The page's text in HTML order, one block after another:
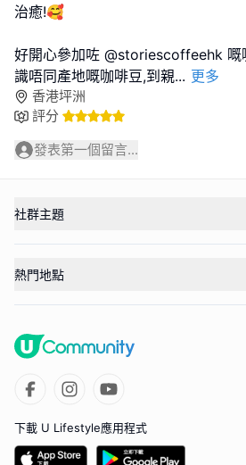
治癒!🥰
好開心參加咗 @storiescoffeehk 嘅
識唔同產地嘅咖啡豆,到親... 更多
香港坪洲
評分
發表第一個留言...
社群主題
熱門地點
下載 U Lifestyle應用程式